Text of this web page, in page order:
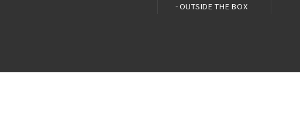
OUTSIDE THE BOX